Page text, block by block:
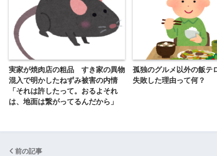
実家が焼肉店の粗品 すき家の異物
混入で明かしたねずみ被害の内情
「それは許したって。おるよそれ
は、地面は繋がってるんだから」
孤独のグルメ以外の飯テ
失敗した理由って何？
前の記事